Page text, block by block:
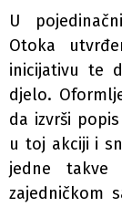
U
Otoka
inicijativu te
djelo.
da izvrši
u toj akciji i
jedne takve
zajedničkom